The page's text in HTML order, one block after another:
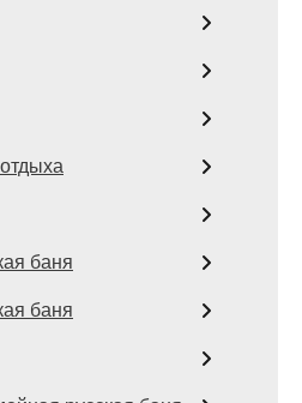
баня
баня